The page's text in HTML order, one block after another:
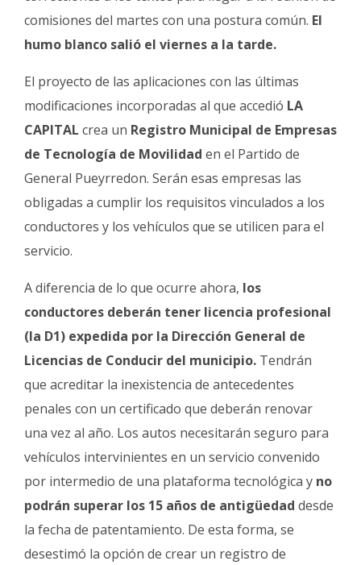
comisiones del martes con una postura común. El
humo blanco salió el viernes a la tarde.
El proyecto de las aplicaciones con las últimas
modificaciones incorporadas al que accedió LA
CAPITAL crea un Registro Municipal de Empresas
de Tecnología de Movilidad en el Partido de
General Pueyrredon. Serán esas empresas las
obligadas a cumplir los requisitos vinculados a los
conductores y los vehículos que se utilicen para el
servicio.
A diferencia de lo que ocurre ahora, los
conductores deberán tener licencia profesional
(la D1) expedida por la Dirección General de
Licencias de Conducir del municipio. Tendrán
que acreditar la inexistencia de antecedentes
penales con un certificado que deberán renovar
una vez al año. Los autos necesitarán seguro para
vehículos intervinientes en un servicio convenido
por intermedio de una plataforma tecnológica y no
podrán superar los 15 años de antigüedad desde
la fecha de patentamiento. De esta forma, se
desestimó la opción de crear un registro de